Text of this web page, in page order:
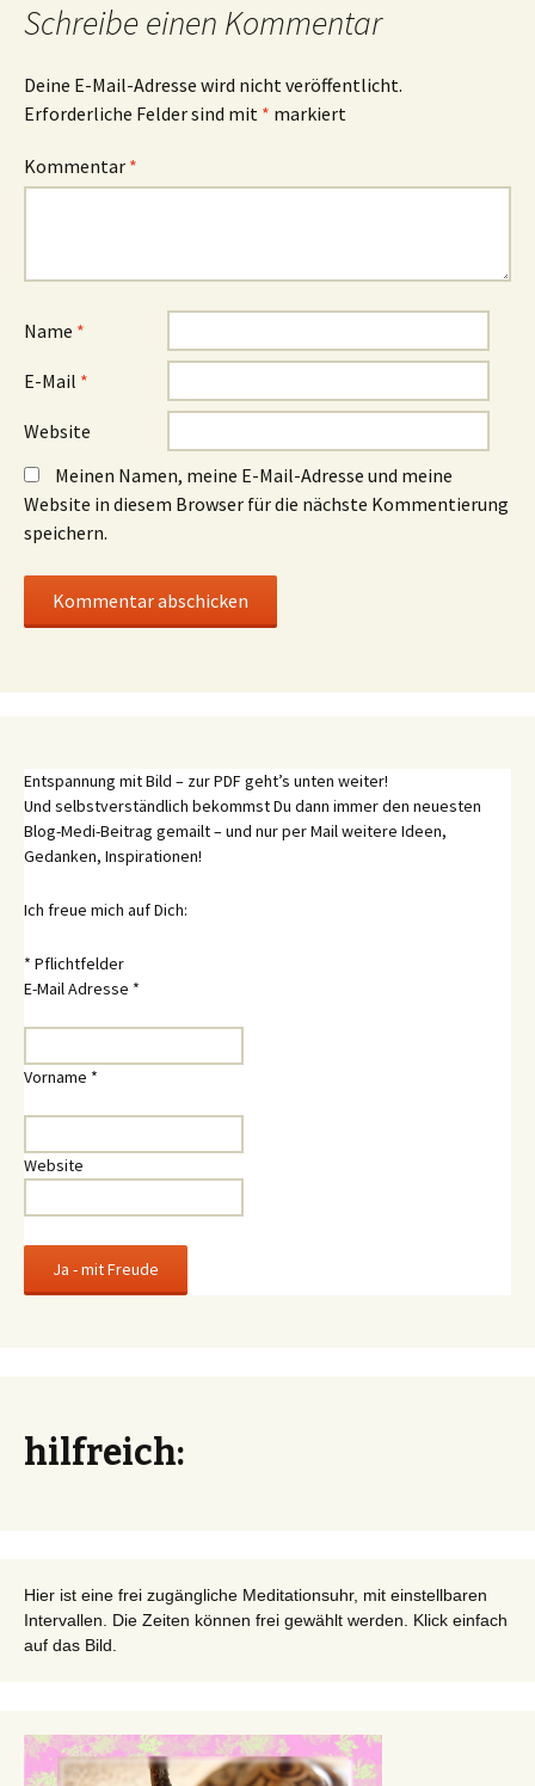
Schreibe einen Kommentar
Deine E-Mail-Adresse wird nicht veröffentlicht.
Erforderliche Felder sind mit * markiert
Kommentar *
Name *
E-Mail *
Website
Meinen Namen, meine E-Mail-Adresse und meine
Website in diesem Browser für die nächste Kommentierung
speichern.
Entspannung mit Bild – zur PDF geht’s unten weiter!
Und selbstverständlich bekommst Du dann immer den neuesten
Blog-Medi-Beitrag gemailt – und nur per Mail weitere Ideen,
Gedanken, Inspirationen!
Ich freue mich auf Dich:
* Pflichtfelder
E-Mail Adresse *
Vorname *
Website
hilfreich:
Hier ist eine frei zugängliche Meditationsuhr, mit einstellbaren
Intervallen. Die Zeiten können frei gewählt werden. Klick einfach
auf das Bild.